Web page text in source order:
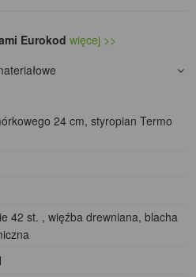
Eurokod więcej >>
24 cm, styropian Termo
42 st. , więźba drewniana, blacha